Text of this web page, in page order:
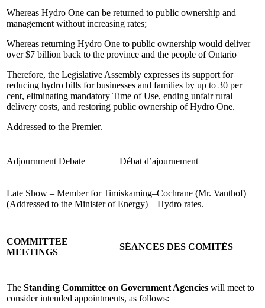
Whereas Hydro One can be returned to public ownership and
management without increasing rates;
Whereas returning Hydro One to public ownership would deliver
over $7 billion back to the province and the people of Ontario
Therefore, the Legislative Assembly expresses its support for
reducing hydro bills for businesses and families by up to 30 per
cent, eliminating mandatory Time of Use, ending unfair rural
delivery costs, and restoring public ownership of Hydro One.
Addressed to the Premier.
Adjournment Debate Débat d’ajournement
Late Show – Member for Timiskaming–Cochrane (Mr. Vanthof)
(Addressed to the Minister of Energy) – Hydro rates.
COMMITTEE
MEETINGS
SÉANCES DES COMITÉS
The Standing Committee on Government Agencies will meet to
consider intended appointments, as follows: